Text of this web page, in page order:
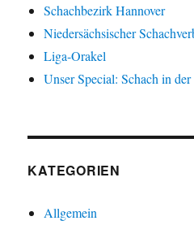
Schachbezirk Hannover
Niedersächsischer
Liga-Orakel
Unser Special: Schach in
KATEGORIEN
Allgemein